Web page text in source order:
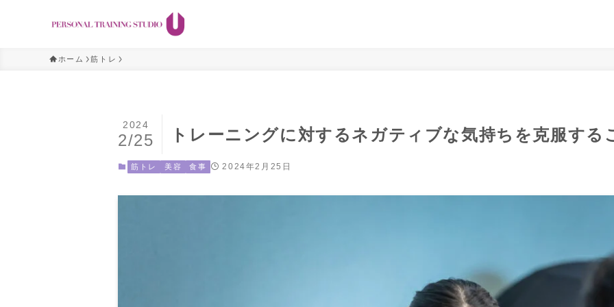
ホーム 筋トレ
トレーニングに対するネガティブな気持ちを克服する
2024
2/25
筋トレ 美容 食事 2024年2月25日